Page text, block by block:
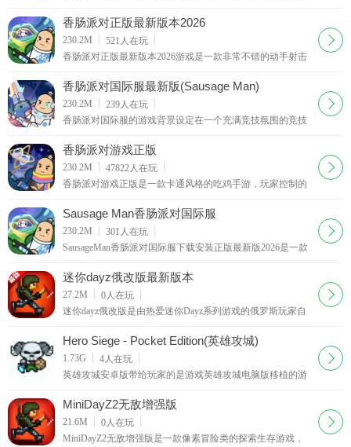
地图上散落的道具与金币，交互电梯开启近路，使用
香肠派对正版最新版本2026
230.2M 521 人在玩
香肠派对正版最新版本2026游戏是一款非常不错的动手射击
与自己的伙伴们一起开黑，而且里面有着非常酷炫的
下载
香肠派对国际服最新版(Sausage Man)
230.2M 239人在玩
香肠派对国际服的游戏背景设定在一个充满竞技氛围的竞技
最后的赢家。游戏中有多种角色供玩家选择，每个角
下载
香肠派对游戏正版
230.2M 47822人在玩
香肠派对游戏正版是一款卡通风格的吃鸡手游，玩家控制的
外，还增加了超多有趣的道具，人物动作也会更加搞笑。
下载
Sausage Man香肠派对国际服
230.2M 301 人在玩
SausageMan香肠派对国际服下载安装正版最新版2026是一款
验，各种庞大的地图场景，众多武器装备等等都是免费可以
体验的，想要获胜还是需要
下载
迷你dayz俄改版最新版本
27.2M 0人在玩
迷你dayz俄改版是由热爱迷你Dayz系列游戏的俄罗斯玩家自
框架进行深度二次创作，是一款口碑极佳的末日生存
下载
Hero Siege - Pocket Edition(英雄攻城)
1.73G 4人在玩
英雄攻城安卓版带给玩家的是游戏英雄攻城电脑版移植的游
戏的操作有些繁琐，对于电脑移植的游戏来说，各方面这款
游戏都可以说是非常不错的了，喜欢的玩家可以尝试试玩游
戏 游戏说明：英雄攻城安卓版这款游戏
下载
MiniDayZ2无敌增强版
21.6M 0人在玩
MiniDayZ2无敌增强版是一款像素冒险类的探索生存游戏，
下载